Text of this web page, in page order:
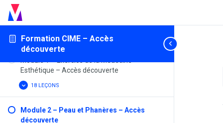
Formation CIME – Accès
découverte
Esthétique – Accès découverte
AFFICHER
MODULE
EXERCICE
DE
LA
18 LEÇONS
Module 2 – Peau et Phanères – Accès
découverte